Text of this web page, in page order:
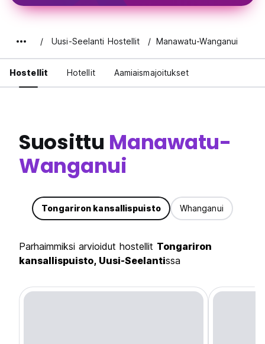
Uusi-Seelanti Hostellit Manawatu-Wanganui
Hostellit Hotellit Aamiaismajoitukset
Suosittu Manawatu-
Wanganui
Tongariron kansallispuisto Whanganui
Parhaimmiksi arvioidut hostellit Tongariron
kansallispuisto, Uusi-Seelantissa